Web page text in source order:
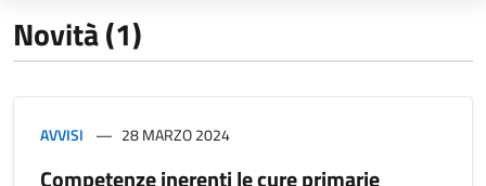
Novità (1)
AVVISI 28 MARZO 2024
Competenze inerenti le cure primarie